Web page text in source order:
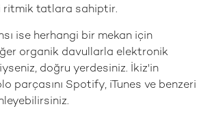
ritmik tatlara sahiptir.
ise herhangi bir mekan için
organik davullarla elektronik
doğru yerdesiniz. İkiz'in
parçasını Spotify, iTunes ve benzeri